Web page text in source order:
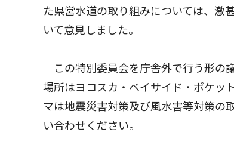
た県営水道の取り組みについては、激
いて意見しました。
この特別委員会を庁舎外で行う形の
場所はヨコスカ・ベイサイド・ポケッ
マは地震災害対策及び風水害等対策の
い合わせください。